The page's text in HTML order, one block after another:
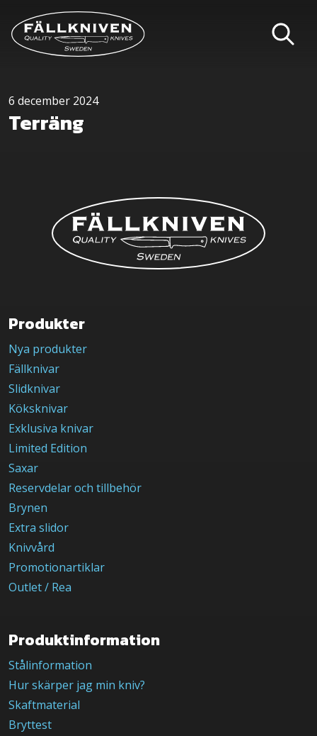
6 december 2024
Terräng
Produkter
Nya produkter
Fällknivar
Slidknivar
Köksknivar
Exklusiva knivar
Limited Edition
Saxar
Reservdelar och tillbehör
Brynen
Extra slidor
Knivvård
Promotionartiklar
Outlet / Rea
Produktinformation
Stålinformation
Hur skärper jag min kniv?
Skaftmaterial
Bryttest